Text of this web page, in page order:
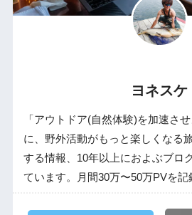
ヨネスケ
「アウトドア(自然体験)を加速さ
に、野外活動がもっと楽しくなる
する情報、10年以上におよぶブロ
ています。月間30万〜50万PVを記